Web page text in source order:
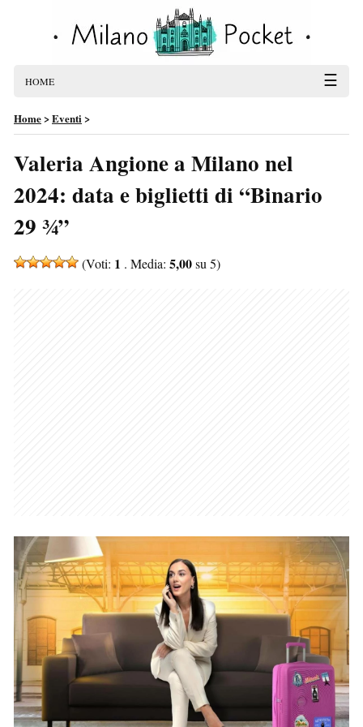
HOME ☰
Home>Eventi>
Valeria Angione a Milano nel
2024: data e biglietti di “Binario
29 ¾”
(Voti: 1 . Media: 5,00su 5)